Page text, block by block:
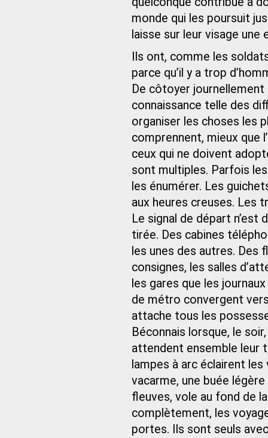
monde qui les poursuit
laisse sur leur visage une
Ils ont, comme les
parce qu’il y a trop
De côtoyer journellement
connaissance telle des
organiser les choses les
comprennent, mieux que
ceux qui ne doivent
sont multiples. Parfois
les énumérer. Les
aux heures creuses. Les
Le signal de départ n’est
tirée. Des cabines
les unes des autres. Des
consignes, les salles
les gares que les
de métro convergent
attache tous les
Béconnais lorsque, le
attendent ensemble leur
lampes à arc éclairent
vacarme, une buée
fleuves, vole au fond de
complètement, les
portes. Ils sont seuls